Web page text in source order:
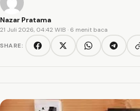
Nazar Pratama
21 Juli 2026, 04:42 WIB · 6 menit baca
SHARE:
FacebookTwitter/XWhatsAppTelegram